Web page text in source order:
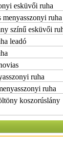
esküvői ruha
menyasszonyi
színű esküvői
leadó
ruha
ruha
koszorúslány